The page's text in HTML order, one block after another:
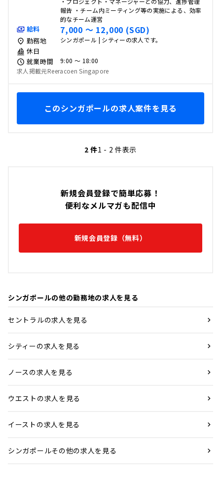
新規会員登録で簡単応募！
便利なメルマガも配信中
新規会員登録（無料）
シンガポールの他の勤務地の求人を見る
セントラルの求人を見る
シティーの求人を見る
ノースの求人を見る
ウエストの求人を見る
イーストの求人を見る
シンガポールその他の求人を見る
報告 ・チーム内ミーティング等の実施による、効率
的なチーム運営
給料 7,000 〜 12,000 (SGD)
勤務地 シンガポール | シティーの求人です。
休日
就業時間
9:00 〜 18:00
求人掲載元Reeracoen Singapore
このシンガポールの求人案件を見る
2 件1 - 2 件表示